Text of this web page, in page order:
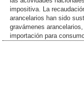
impositiva. La
arancelarios han sido
gravámenes
importación para